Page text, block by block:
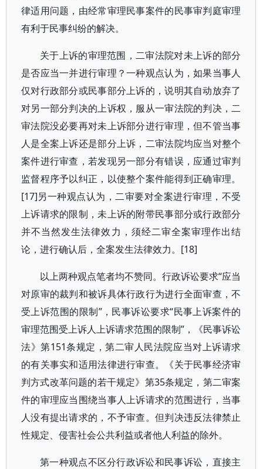
律适用问题，由经常审理民事案件的民事审判庭审理
有利于民事纠纷的解决。
关于上诉的审理范围，二审法院对未上诉的部分
是否应当一并进行审理？一种观点认为，如果当事人
仅对行政部分或民事部分上诉的，说明其自动放弃了
对另一部分判决的上诉权，服从一审法院的判决，二
审法院没必要再对未上诉部分进行审理，但不管当事
人是全案上诉还是部分上诉，二审法院均应当对整个
案件进行审查，若发现另一部分有错误，应通过审判
监督程序予以纠正，以使整个案件能得到正确审理。
[17]另一种观点认为，二审要对全案进行审理，不受
上诉请求的限制，未上诉的附带民事部分或行政部分
并不当然发生法律效力，须经二审全案审理作出结
论，进行确认后，全案发生法律效力。[18]
以上两种观点笔者均不赞同。行政诉讼要求“应当
对原审的裁判和被诉具体行政行为进行全面审查，不
受上诉范围的限制”，民事诉讼要求“民事上诉案件的
审理范围受上诉人上诉请求范围的限制”，《民事诉讼
法》第151条规定，第二审人民法院应当对上诉请求
的有关事实和适用法律进行审查。《关于民事经济审
判方式改革问题的若干规定》第35条规定，第二审案
件的审理应当围绕当事人上诉请求的范围进行，当事
人没有提出请求的，不予审查。但判决违反法律禁止
性规定、侵害社会公共利益或者他人利益的除外。
第一种观点不区分行政诉讼和民事诉讼，直接主